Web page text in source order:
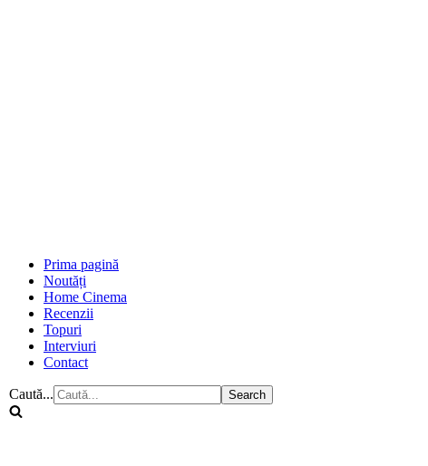
Prima pagină
Noutăți
Home Cinema
Recenzii
Topuri
Interviuri
Contact
Caută...